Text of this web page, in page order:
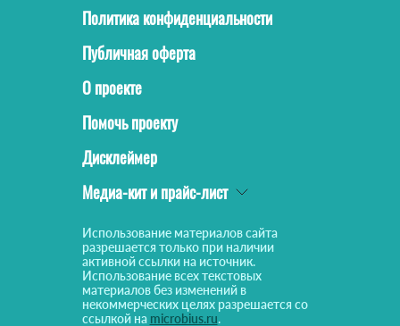
Политика конфиденциальности
Публичная оферта
О проекте
Помочь проекту
Дисклеймер
Медиа-кит и прайс-лист
Использование материалов сайта
разрешается только при наличии
активной ссылки на источник.
Использование всех текстовых
материалов без изменений в
некоммерческих целях разрешается со
ссылкой на microbius.ru.